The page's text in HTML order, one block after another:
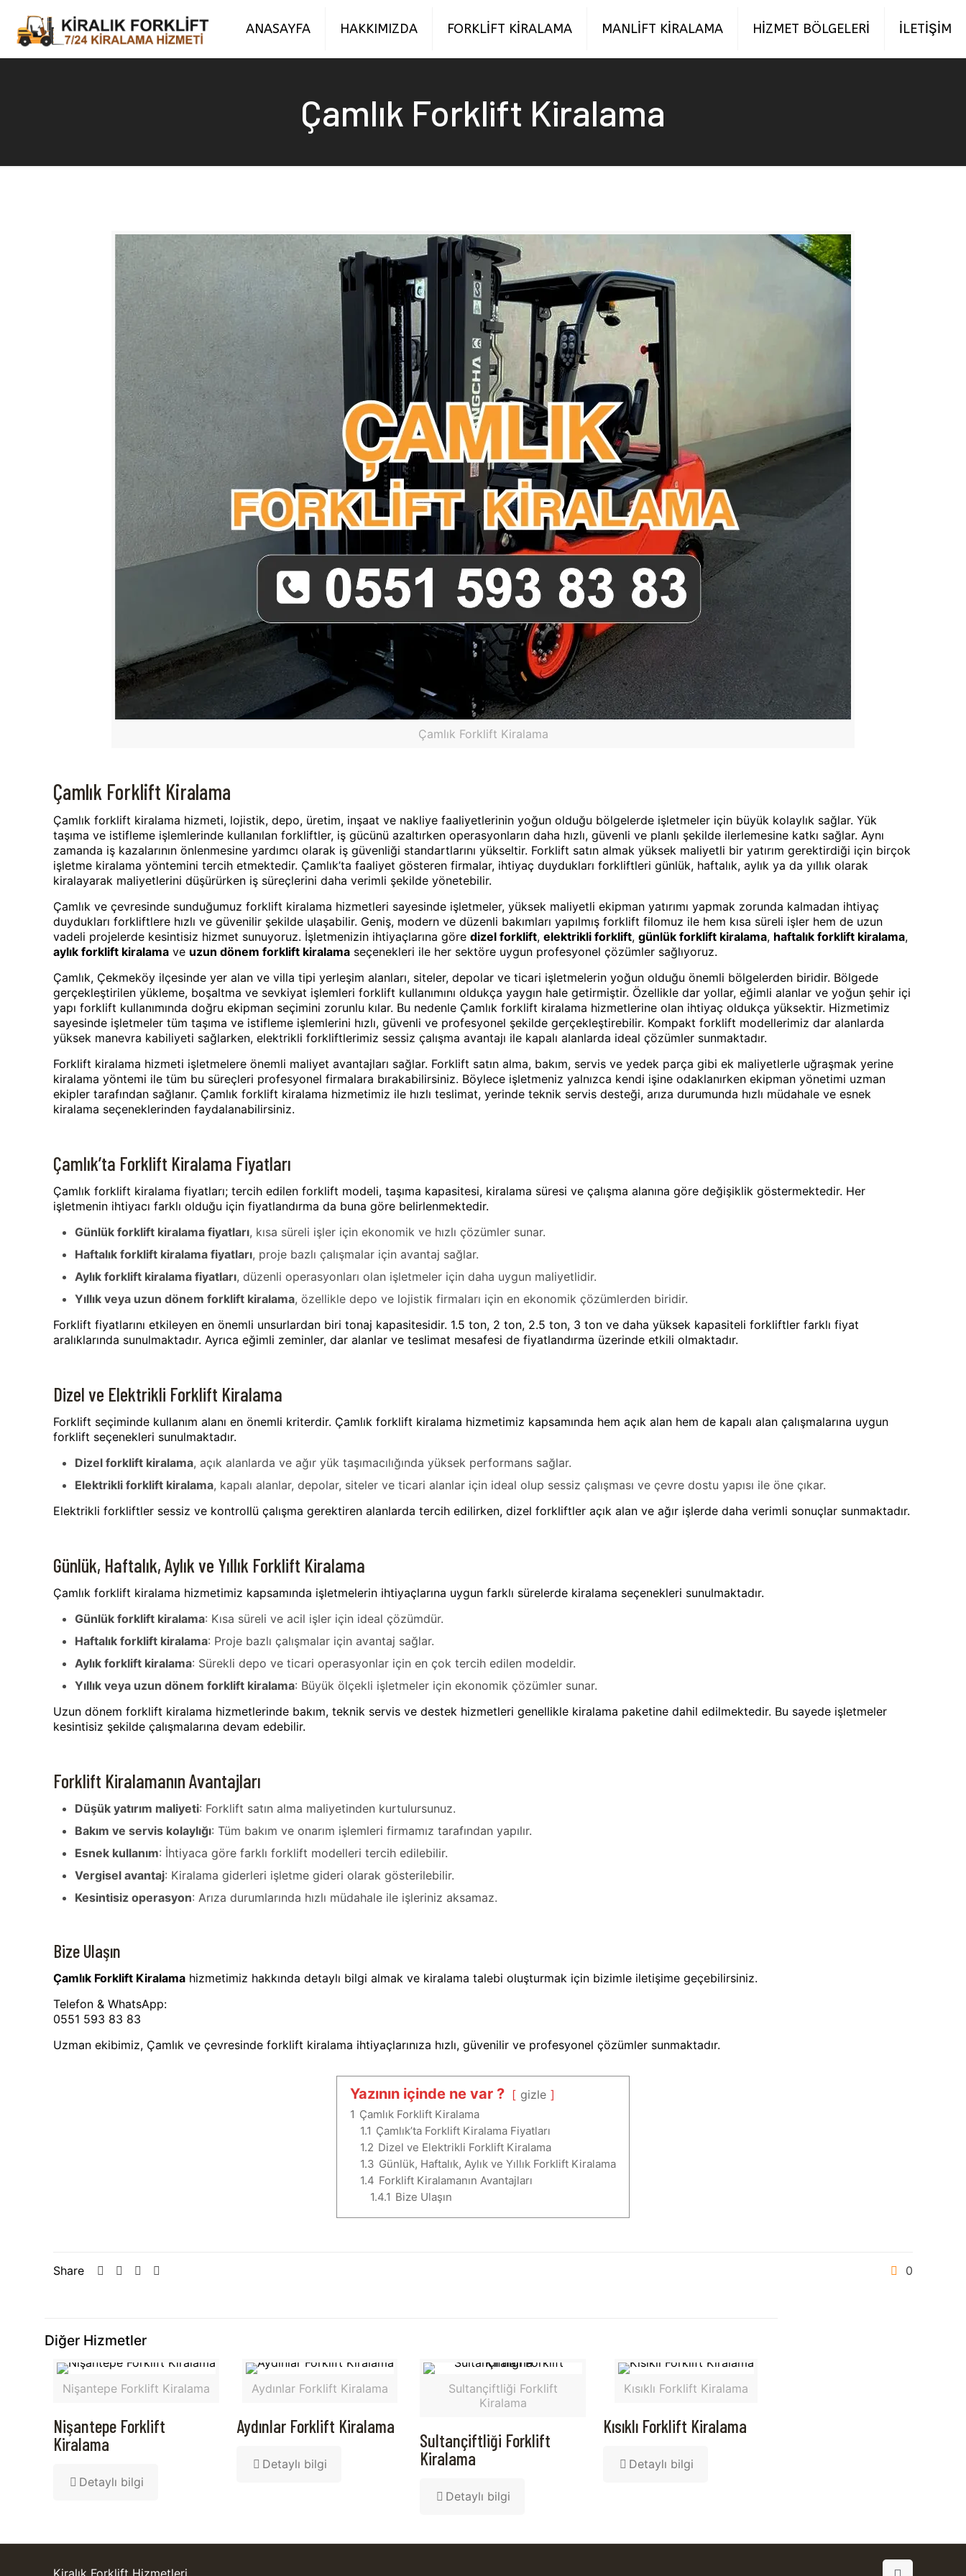
ANASAYFA HAKKIMIZDA FORKLİFT KİRALAMA MANLİFT KİRALAMA HİZMET BÖLGELERİ İLETİŞİM
Çamlık Forklift Kiralama
Çamlık Forklift Kiralama
Çamlık Forklift Kiralama
Çamlık forklift kiralama hizmeti, lojistik, depo, üretim, inşaat ve nakliye faaliyetlerinin yoğun olduğu bölgelerde işletmeler için büyük kolaylık sağlar. Yük
taşıma ve istifleme işlemlerinde kullanılan forkliftler, iş gücünü azaltırken operasyonların daha hızlı, güvenli ve planlı şekilde ilerlemesine katkı sağlar. Aynı
zamanda iş kazalarının önlenmesine yardımcı olarak iş güvenliği standartlarını yükseltir. Forklift satın almak yüksek maliyetli bir yatırım gerektirdiği için birçok
işletme kiralama yöntemini tercih etmektedir. Çamlık’ta faaliyet gösteren firmalar, ihtiyaç duydukları forkliftleri günlük, haftalık, aylık ya da yıllık olarak
kiralayarak maliyetlerini düşürürken iş süreçlerini daha verimli şekilde yönetebilir.
Çamlık ve çevresinde sunduğumuz forklift kiralama hizmetleri sayesinde işletmeler, yüksek maliyetli ekipman yatırımı yapmak zorunda kalmadan ihtiyaç
duydukları forkliftlere hızlı ve güvenilir şekilde ulaşabilir. Geniş, modern ve düzenli bakımları yapılmış forklift filomuz ile hem kısa süreli işler hem de uzun
vadeli projelerde kesintisiz hizmet sunuyoruz. İşletmenizin ihtiyaçlarına göredizel forklift,elektrikli forklift,günlük forklift kiralama, haftalık forklift kiralama,
aylık forklift kiralama ve uzun dönem forklift kiralama seçenekleri ile her sektöre uygun profesyonel çözümler sağlıyoruz.
Çamlık, Çekmeköy ilçesinde yer alan ve villa tipi yerleşim alanları, siteler, depolar ve ticari işletmelerin yoğun olduğu önemli bölgelerden biridir. Bölgede
gerçekleştirilen yükleme, boşaltma ve sevkiyat işlemleri forklift kullanımını oldukça yaygın hale getirmiştir. Özellikle dar yollar, eğimli alanlar ve yoğun şehir içi
yapı forklift kullanımında doğru ekipman seçimini zorunlu kılar. Bu nedenle Çamlık forklift kiralama hizmetlerine olan ihtiyaç oldukça yüksektir. Hizmetimiz
sayesinde işletmeler tüm taşıma ve istifleme işlemlerini hızlı, güvenli ve profesyonel şekilde gerçekleştirebilir. Kompakt forklift modellerimiz dar alanlarda
yüksek manevra kabiliyeti sağlarken, elektrikli forkliftlerimiz sessiz çalışma avantajı ile kapalı alanlarda ideal çözümler sunmaktadır.
Forklift kiralama hizmeti işletmelere önemli maliyet avantajları sağlar. Forklift satın alma, bakım, servis ve yedek parça gibi ek maliyetlerle uğraşmak yerine
kiralama yöntemi ile tüm bu süreçleri profesyonel firmalara bırakabilirsiniz. Böylece işletmeniz yalnızca kendi işine odaklanırken ekipman yönetimi uzman
ekipler tarafından sağlanır. Çamlık forklift kiralama hizmetimiz ile hızlı teslimat, yerinde teknik servis desteği, arıza durumunda hızlı müdahale ve esnek
kiralama seçeneklerinden faydalanabilirsiniz.
Çamlık’ta Forklift Kiralama Fiyatları
Çamlık forklift kiralama fiyatları; tercih edilen forklift modeli, taşıma kapasitesi, kiralama süresi ve çalışma alanına göre değişiklik göstermektedir. Her
işletmenin ihtiyacı farklı olduğu için fiyatlandırma da buna göre belirlenmektedir.
Günlük forklift kiralama fiyatları, kısa süreli işler için ekonomik ve hızlı çözümler sunar.
Haftalık forklift kiralama fiyatları, proje bazlı çalışmalar için avantaj sağlar.
Aylık forklift kiralama fiyatları, düzenli operasyonları olan işletmeler için daha uygun maliyetlidir.
Yıllık veya uzun dönem forklift kiralama, özellikle depo ve lojistik firmaları için en ekonomik çözümlerden biridir.
Forklift fiyatlarını etkileyen en önemli unsurlardan biri tonaj kapasitesidir. 1.5 ton, 2 ton, 2.5 ton, 3 ton ve daha yüksek kapasiteli forkliftler farklı fiyat
aralıklarında sunulmaktadır. Ayrıca eğimli zeminler, dar alanlar ve teslimat mesafesi de fiyatlandırma üzerinde etkili olmaktadır.
Dizel ve Elektrikli Forklift Kiralama
Forklift seçiminde kullanım alanı en önemli kriterdir. Çamlık forklift kiralama hizmetimiz kapsamında hem açık alan hem de kapalı alan çalışmalarına uygun
forklift seçenekleri sunulmaktadır.
Dizel forklift kiralama, açık alanlarda ve ağır yük taşımacılığında yüksek performans sağlar.
Elektrikli forklift kiralama, kapalı alanlar, depolar, siteler ve ticari alanlar için ideal olup sessiz çalışması ve çevre dostu yapısı ile öne çıkar.
Elektrikli forkliftler sessiz ve kontrollü çalışma gerektiren alanlarda tercih edilirken, dizel forkliftler açık alan ve ağır işlerde daha verimli sonuçlar sunmaktadır.
Günlük, Haftalık, Aylık ve Yıllık Forklift Kiralama
Çamlık forklift kiralama hizmetimiz kapsamında işletmelerin ihtiyaçlarına uygun farklı sürelerde kiralama seçenekleri sunulmaktadır.
Günlük forklift kiralama: Kısa süreli ve acil işler için ideal çözümdür.
Haftalık forklift kiralama: Proje bazlı çalışmalar için avantaj sağlar.
Aylık forklift kiralama: Sürekli depo ve ticari operasyonlar için en çok tercih edilen modeldir.
Yıllık veya uzun dönem forklift kiralama: Büyük ölçekli işletmeler için ekonomik çözümler sunar.
Uzun dönem forklift kiralama hizmetlerinde bakım, teknik servis ve destek hizmetleri genellikle kiralama paketine dahil edilmektedir. Bu sayede işletmeler
kesintisiz şekilde çalışmalarına devam edebilir.
Forklift Kiralamanın Avantajları
Düşük yatırım maliyeti: Forklift satın alma maliyetinden kurtulursunuz.
Bakım ve servis kolaylığı: Tüm bakım ve onarım işlemleri firmamız tarafından yapılır.
Esnek kullanım: İhtiyaca göre farklı forklift modelleri tercih edilebilir.
Vergisel avantaj: Kiralama giderleri işletme gideri olarak gösterilebilir.
Kesintisiz operasyon: Arıza durumlarında hızlı müdahale ile işleriniz aksamaz.
Bize Ulaşın
Çamlık Forklift Kiralama hizmetimiz hakkında detaylı bilgi almak ve kiralama talebi oluşturmak için bizimle iletişime geçebilirsiniz.
Telefon & WhatsApp:
0551 593 83 83
Uzman ekibimiz, Çamlık ve çevresinde forklift kiralama ihtiyaçlarınıza hızlı, güvenilir ve profesyonel çözümler sunmaktadır.
Yazının içinde ne var ? gizle
1 Çamlık Forklift Kiralama
1.1 Çamlık’ta Forklift Kiralama Fiyatları
1.2 Dizel ve Elektrikli Forklift Kiralama
1.3 Günlük, Haftalık, Aylık ve Yıllık Forklift Kiralama
1.4 Forklift Kiralamanın Avantajları
1.4.1 Bize Ulaşın
Share 0
Diğer Hizmetler
Nişantepe Forklift Kiralama
Nişantepe Forklift
Kiralama
Detaylı bilgi
Aydınlar Forklift Kiralama
Aydınlar Forklift Kiralama
Detaylı bilgi
Sultançiftliği Forklift
Kiralama
Sultançiftliği Forklift
Kiralama
Detaylı bilgi
Kısıklı Forklift Kiralama
Kısıklı Forklift Kiralama
Detaylı bilgi
Kiralık Forklift Hizmetleri